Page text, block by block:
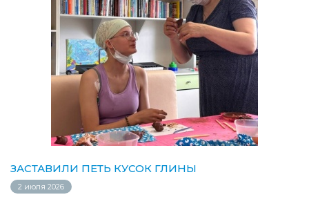
ЗАСТАВИЛИ ПЕТЬ КУСОК ГЛИНЫ
2 июля 2026